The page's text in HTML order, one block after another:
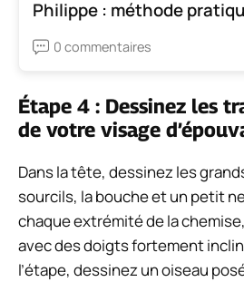
Philippe : méthode
0 commentaires
Étape 4 : Dessinez les
de votre visage
Dans la tête, dessinez les
sourcils, la bouche et un petit
chaque extrémité de la
avec des doigts fortement
l’étape, dessinez un oiseau